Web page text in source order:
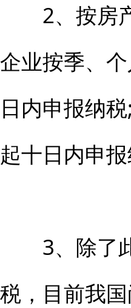
2、按房产
企业按季、
日内申报纳
起十日内申报
3、除了此
税，目前我